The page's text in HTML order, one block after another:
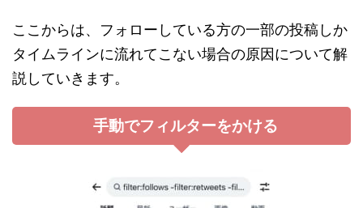
ここからは、フォローしている方の一部の投稿しか
タイムラインに流れてこない場合の原因について解
説していきます。
手動でフィルターをかける